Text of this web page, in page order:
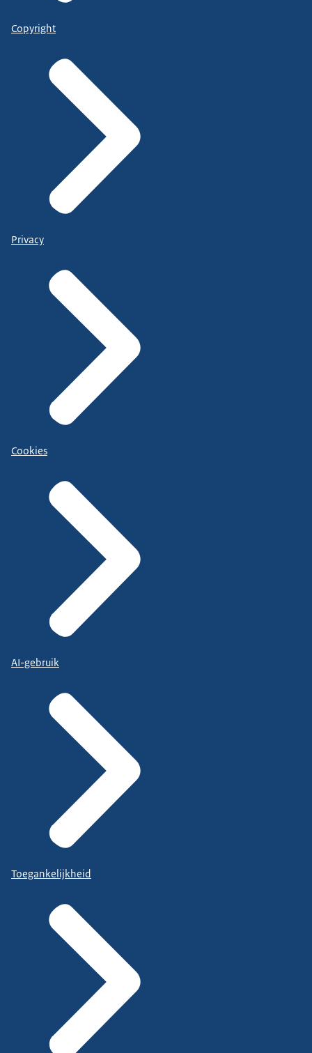
Copyright
Privacy
Cookies
AI-gebruik
Toegankelijkheid